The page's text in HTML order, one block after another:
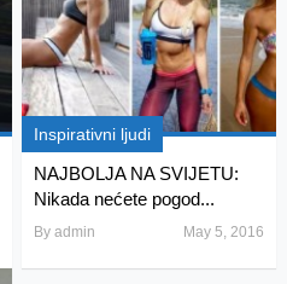
Inspirativni ljudi
NAJBOLJA NA SVIJETU:
Nikada nećete pogod...
Byadmin May 5, 2016